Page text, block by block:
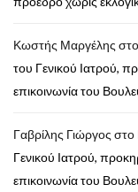
Κωστής Μαργέλης στο
του Γενικού Ιατρού,
επικοινωνία του
Γαβρίλης Γιώργος στο
Γενικού Ιατρού,
επικοινωνία του